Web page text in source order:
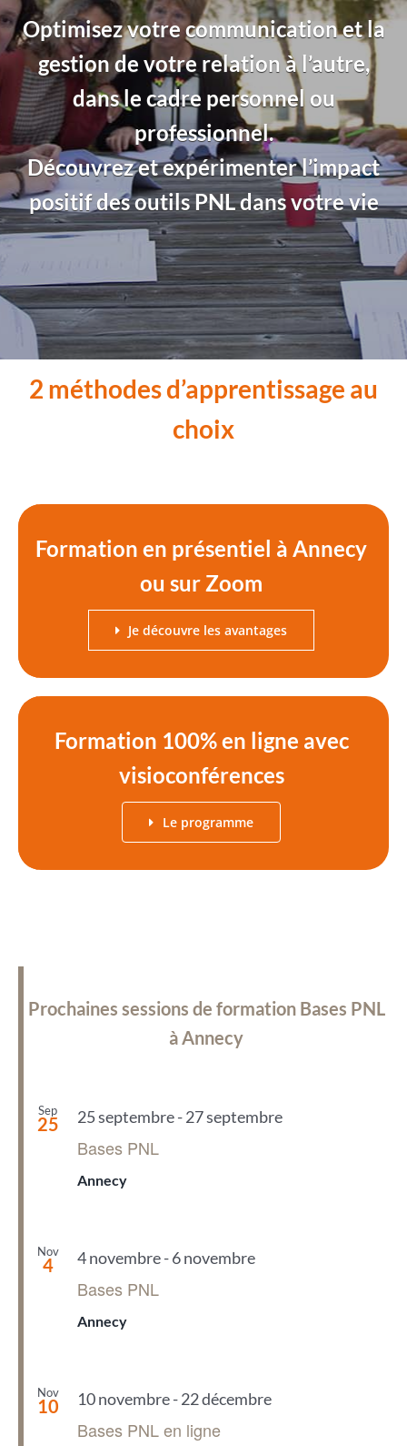
Optimisez votre communication et la
gestion de votre relation à l’autre,
dans le cadre personnel ou
professionnel.
Découvrez et expérimenter l’impact
positif des outils PNL dans votre vie
2 méthodes d’apprentissage au
choix
Formation en présentiel à Annecy
ou sur Zoom
Je découvre les avantages
Formation 100% en ligne avec
visioconférences
Le programme
Prochaines sessions de formation Bases PNL
à Annecy
Sep
25 25 septembre-27 septembre
Bases PNL
Annecy
Nov
4 4 novembre-6 novembre
Bases PNL
Annecy
Nov
10 10 novembre-22 décembre
Bases PNL en ligne